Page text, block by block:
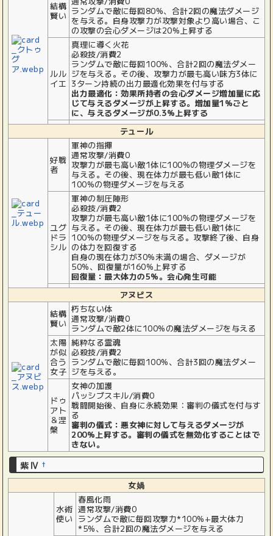
結構
賢い ランダムで敵に毎回80%、合計2回の魔法ダメージ
を与える。自身攻撃力が攻撃対象より高い場合、こ
の攻撃の会心ダメージは20%上昇する
ルル
イエ
真理に導く火花
必殺技/消費2
ランダムで敵に毎回100%、合計2回の魔法ダメー
ジを与える。その後、攻撃力が最も高い味方3体に
3ターン持続の出力最適化効果を付与する
出力最適化：効果所持者の会心ダメージ増加量に応
じて与えるダメージが上昇する。増加量1%ごと
に、与えるダメージが0.3%上昇する
テュール
好戦
者
軍神の指揮
通常攻撃/消費0
攻撃力が最も高い敵1体に100%の物理ダメージを
与える。その後、現在体力が最も低い敵1体に
100%の物理ダメージを与える
ユグ
ドラ
シル
軍神の制圧陣形
必殺技/消費2
攻撃力が最も高い敵1体に100%の物理ダメージを
与える。その後、現在体力が最も低い敵1体に
100%の物理ダメージを与える。攻撃終了後、自身
の体力を回復する
自身の現在体力が30%未満の場合、ダメージが
50%、回復量が160%上昇する
回復量：最大体力の5%。会心発生可能
アヌビス
結構
賢い
朽ちない体
通常攻撃/消費0
ランダムで敵2体に100%の魔法ダメージを与える
太陽
が似
合う
女子
純粋なる霊魂
必殺技/消費2
ランダムで敵に毎回100%、合計3回の魔法ダメー
ジを与える。
ドゥ
アト
＆涅
槃
女神の加護
パッシブスキル/消費0
戦闘開始後、自身に永続効果：審判の儀式を付与す
る
審判の儀式：悪女神に対して与えるダメージが
200%上昇する。審判の儀式を無効化することはで
きない。
紫Ⅳ †
女媧
水術
使い
春風化雨
通常攻撃/消費0
ランダムで敵に毎回攻撃力*100%+最大体力
*5%、合計2回の魔法ダメージを与える